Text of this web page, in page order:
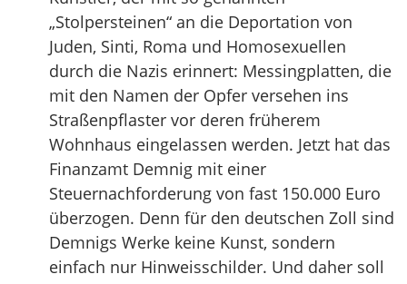
„Stolpersteinen“ an die Deportation von
Juden, Sinti, Roma und Homosexuellen
durch die Nazis erinnert: Messingplatten, die
mit den Namen der Opfer versehen ins
Straßenpflaster vor deren früherem
Wohnhaus eingelassen werden. Jetzt hat das
Finanzamt Demnig mit einer
Steuernachforderung von fast 150.000 Euro
überzogen. Denn für den deutschen Zoll sind
Demnigs Werke keine Kunst, sondern
einfach nur Hinweisschilder. Und daher soll